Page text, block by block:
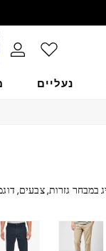
נעליים
גזרות, צבעים,